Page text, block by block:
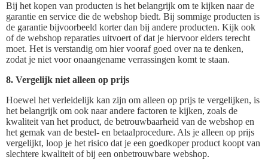
Bij het kopen van producten is het belangrijk om te kijken naar de
garantie en service die de webshop biedt. Bij sommige producten is
de garantie bijvoorbeeld korter dan bij andere producten. Kijk ook
of de webshop reparaties uitvoert of dat je hiervoor elders terecht
moet. Het is verstandig om hier vooraf goed over na te denken,
zodat je niet voor onaangename verrassingen komt te staan.
8. Vergelijk niet alleen op prijs
Hoewel het verleidelijk kan zijn om alleen op prijs te vergelijken, is
het belangrijk om ook naar andere factoren te kijken, zoals de
kwaliteit van het product, de betrouwbaarheid van de webshop en
het gemak van de bestel- en betaalprocedure. Als je alleen op prijs
vergelijkt, loop je het risico dat je een goedkoper product koopt van
slechtere kwaliteit of bij een onbetrouwbare webshop.